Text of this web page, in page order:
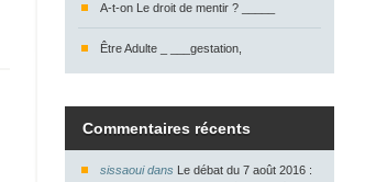
A-t-on Le droit de mentir ? _____
Être Adulte _ ___gestation,
Commentaires récents
sissaoui dans Le débat du 7 août 2016 :